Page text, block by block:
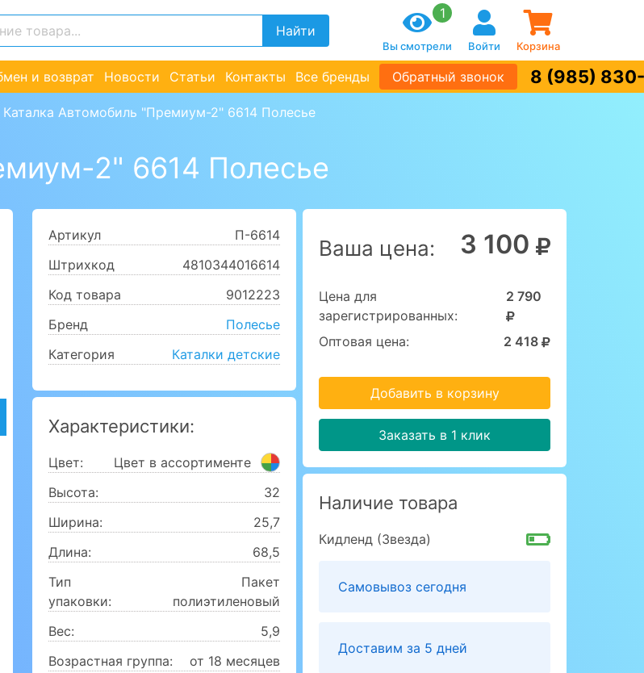
Найти
1
Вы смотрели Войти Корзина
и возврат Новости Статьи Контакты Все бренды Обратный звонок 8 (985)
Каталка Автомобиль "Премиум-2" 6614 Полесье
2" 6614 Полесье
Артикул
П-6614
Штрихкод
4810344016614
Код товара
9012223
Бренд
Полесье
Категория
Каталки детские
Характеристики:
Цвет:
Цвет в ассортименте
Высота:
32
Ширина:
25,7
Длина:
68,5
Тип
упаковки:
Пакет
полиэтиленовый
Вес:
5,9
Возрастная группа:
от 18 месяцев
Ваша цена: 3 100
Цена для
зарегистрированных:
2 790
Оптовая цена: 2 418
Добавить в корзину
Заказать в 1 клик
Наличие товара
Кидленд (Звезда)
Самовывоз сегодня
Доставим за 5 дней